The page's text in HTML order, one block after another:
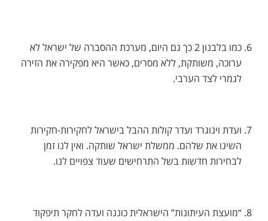
כמו בלבנון 2 כך גם היום, מערכת ההסברה של ישראל לא
ערוכה, משותקת, ללא מסרים, כאשר היא מפקירה את הזירה
לגמרי לצד הערבי.
ועדת וינוגרד ועדר קולות ההבל בישראל לחקירות-חקירות
השיגו את שלהם. ממשלת ישראל שותקה. ואין לנו זמן
לבחירות חדשות בשל התרחישים שעוד צפויים לנו.
“מועצת העיתונות” הישראלית כוננה ועדה לחקר תיפקוד